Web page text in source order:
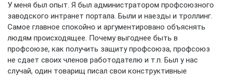
У меня был опыт. Я был администратором профсоюзного
заводского интранет портала. Были и наезды и троллинг.
Самое главное спокойно и аргументировано объяснять
людям происходящее. Почему выгоднее быть в
профсоюзе, как получить защиту профсоюза, профсоюз
не сдает своих членов работодателю и т.п. Был у нас
случай, один товарищ писал свои конструктивные